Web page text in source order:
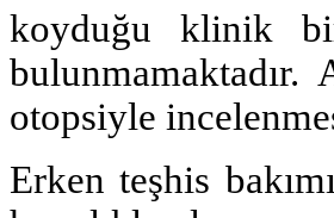
koyduğu klinik
bulunmamaktadır.
otopsiyle
Erken teşhis